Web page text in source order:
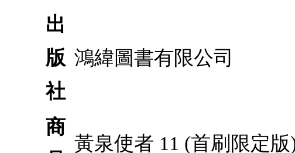
出
版
社
鴻緯圖書有限公司
商
黃泉使者 11 (首刷限定